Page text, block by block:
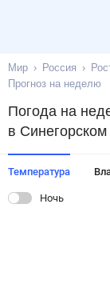
Мир Россия
Прогноз на неделю
Погода на
в Синегорском
Температура
Ночь